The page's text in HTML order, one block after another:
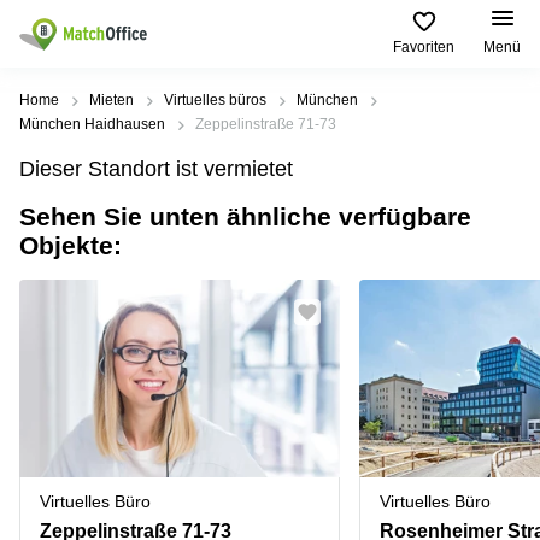
Favoriten Menü
Mieten / Vermieten
Produktseiten
Büro
mieten
Coworking
Seminarraum
Virtuelles
Beliebte
Städte
Büro
mieten
Geschäftsadresse
Hamburg
Geschäftsadresse
Düsseldorf
Geschäftsadresse
Stuttgart
Büro
Beliebte
Suchanfragen
Regus
Dortmund
Ruhrallee
Dortmund
Office Club
Ballindamm
Rahel-
Hirsch-
Straße
Hilfe
Über uns
Büro vermieten
Log-in
Home Mieten Virtuelles büros
München
München Haidhausen
Zeppelinstraße 71-73
Dieser Standort ist vermietet
Sehen Sie unten ähnliche verfügbare
Objekte:
Virtuelles Büro
Zeppelinstraße 71-73
Virtuelles Büro
Rosenheimer